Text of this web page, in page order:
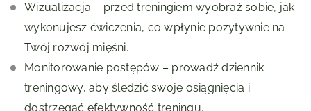
Wizualizacja – przed treningiem wyobraź sobie, jak
wykonujesz ćwiczenia, co wpłynie pozytywnie na
Twój rozwój mięśni.
Monitorowanie postępów – prowadź dziennik
treningowy, aby śledzić swoje osiągnięcia i
dostrzegać efektywność treningu.